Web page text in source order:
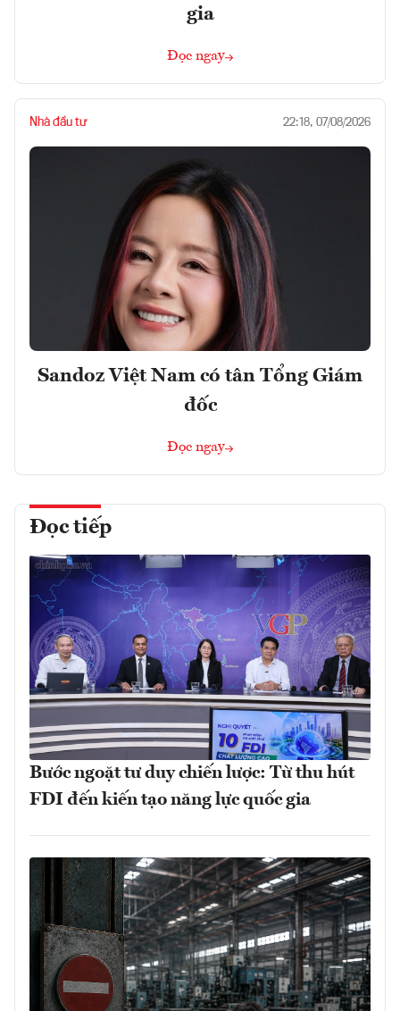
gia
Đọc ngay
Nhà đầu tư 22:18, 07/08/2026
Sandoz Việt Nam có tân Tổng Giám
đốc
Đọc ngay
Đọc tiếp
Bước ngoặt tư duy chiến lược: Từ thu hút
FDI đến kiến tạo năng lực quốc gia